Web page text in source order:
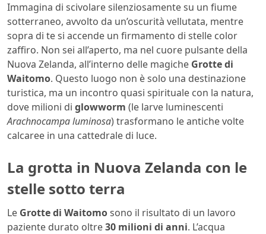
Immagina di scivolare silenziosamente su un fiume
sotterraneo, avvolto da un’oscurità vellutata, mentre
sopra di te si accende un firmamento di stelle color
zaffiro. Non sei all’aperto, ma nel cuore pulsante della
Nuova Zelanda, all’interno delle magiche Grotte di
Waitomo. Questo luogo non è solo una destinazione
turistica, ma un incontro quasi spirituale con la natura,
dove milioni di glowworm (le larve luminescenti
Arachnocampa luminosa) trasformano le antiche volte
calcaree in una cattedrale di luce.
La grotta in Nuova Zelanda con le
stelle sotto terra
Le Grotte di Waitomosono il risultato di un lavoro
paziente durato oltre30 milioni di anni. L’acqua